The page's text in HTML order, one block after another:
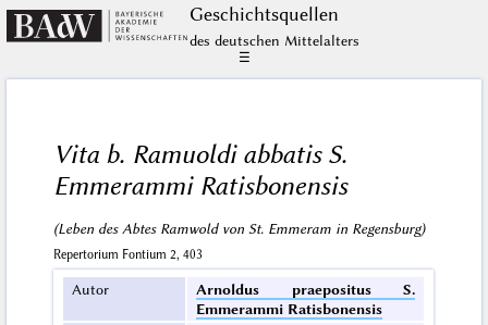
Geschichts­quellen
des deutschen Mittelalters
☰
Vita b. Ramuoldi abbatis S.
Emmerammi Ratisbonensis
(Leben des Abtes Ramwold von St. Emmeram in Regensburg)
Repertorium Fontium 2, 403
Autor
Arnoldus praepositus S.
Emmerammi Ratisbonensis